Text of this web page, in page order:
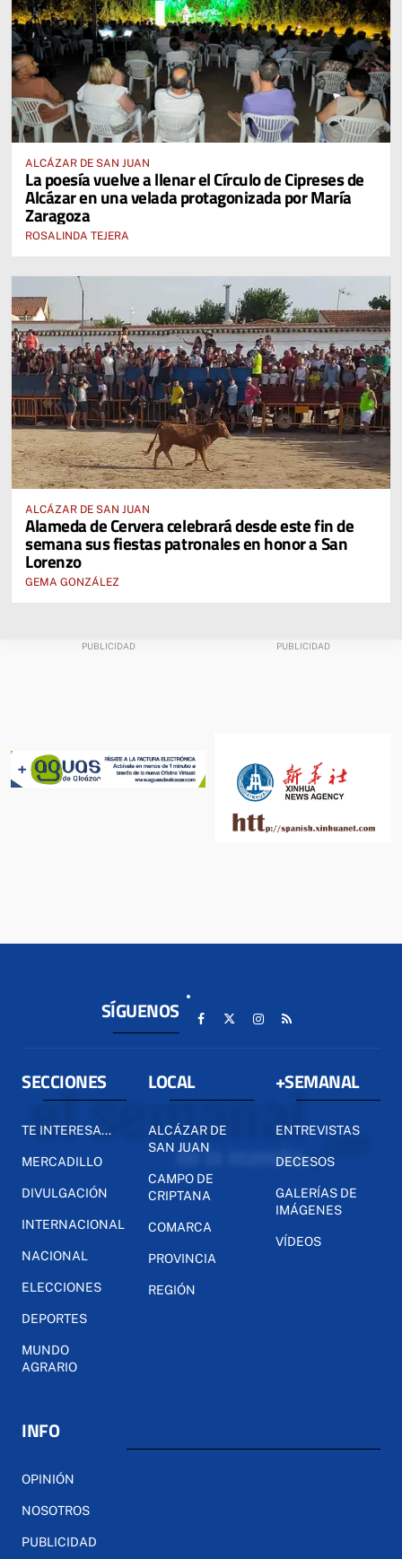
ALCÁZAR DE SAN JUAN
La poesía vuelve a llenar el Círculo de Cipreses de
Alcázar en una velada protagonizada por María
Zaragoza
ROSALINDA TEJERA
ALCÁZAR DE SAN JUAN
Alameda de Cervera celebrará desde este fin de
semana sus fiestas patronales en honor a San
Lorenzo
GEMA GONZÁLEZ
SÍGUENOS
SECCIONES
TE INTERESA...
MERCADILLO
DIVULGACIÓN
INTERNACIONAL
NACIONAL
ELECCIONES
DEPORTES
MUNDO
AGRARIO
LOCAL
ALCÁZAR DE
SAN JUAN
CAMPO DE
CRIPTANA
COMARCA
PROVINCIA
REGIÓN
+SEMANAL
ENTREVISTAS
DECESOS
GALERÍAS DE
IMÁGENES
VÍDEOS
INFO
OPINIÓN
NOSOTROS
PUBLICIDAD